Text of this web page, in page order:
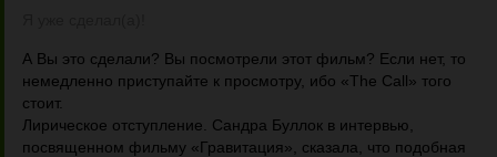
А Вы это сделали? Вы посмотрели этот фильм? Если нет, то
немедленно приступайте к просмотру, ибо «The Сall» того
стоит.
Лирическое отступление. Сандра Буллок в интервью,
посвященном фильму «Гравитация», сказала, что подобная